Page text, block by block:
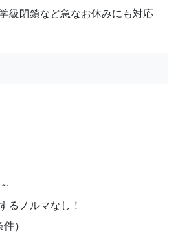
級閉鎖など急なお休みにも対応
るノルマなし！
）